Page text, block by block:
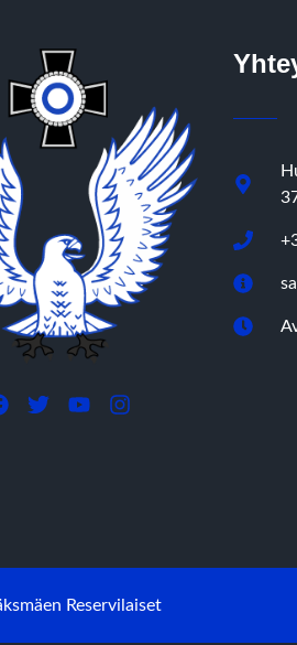
Reservilaiset